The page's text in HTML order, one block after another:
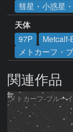
彗星・小惑星
天体
97P
メトカーフ・
関連作品